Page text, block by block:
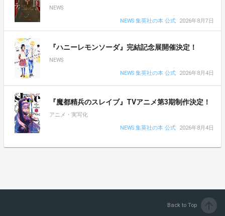
NEWS
NEWS 集英社の本 公式
2026年8月7日
『ハニーレモンソーダ』完結記念展開催決定！
NEWS
NEWS 集英社の本 公式
2026年8月4日
『魔都精兵のスレイブ』TVアニメ第3期制作決定！
アニメ・実写化
NEWS 集英社の本 公式
2026年8月4日
Back to Top